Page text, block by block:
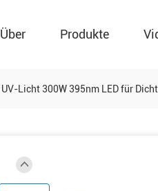
Über Produkte
UV-Licht 300W 395nm LED für